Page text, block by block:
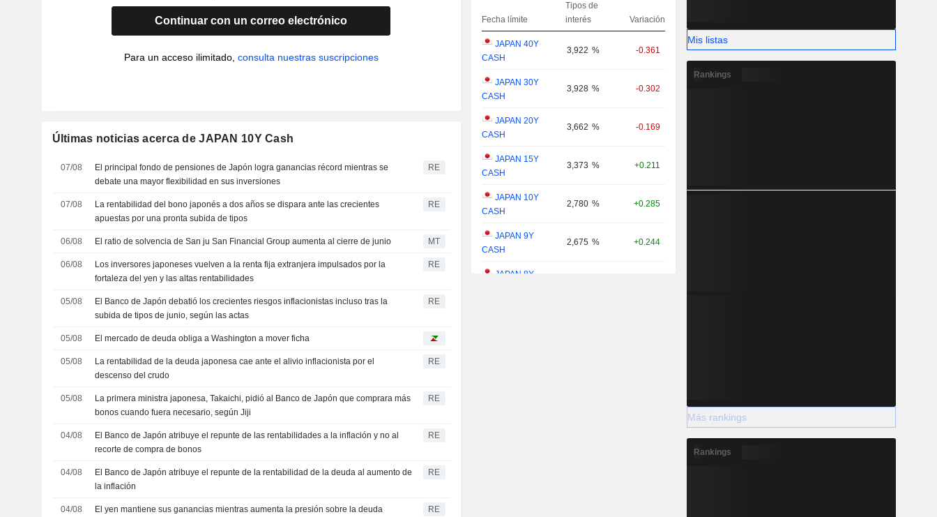
Continuar con un correo electrónico
Para un acceso ilimitado, consulta nuestras suscripciones
Últimas noticias acerca de JAPAN 10Y Cash
07/08
El principal fondo de pensiones de Japón logra ganancias récord mientras se
debate una mayor flexibilidad en sus inversiones
RE
07/08
La rentabilidad del bono japonés a dos años se dispara ante las crecientes
apuestas por una pronta subida de tipos
RE
06/08 El ratio de solvencia de San ju San Financial Group aumenta al cierre de junio MT
06/08
Los inversores japoneses vuelven a la renta fija extranjera impulsados por la
fortaleza del yen y las altas rentabilidades
RE
05/08
El Banco de Japón debatió los crecientes riesgos inflacionistas incluso tras la
subida de tipos de junio, según las actas
RE
05/08 El mercado de deuda obliga a Washington a mover ficha
05/08
La rentabilidad de la deuda japonesa cae ante el alivio inflacionista por el
descenso del crudo
RE
05/08
La primera ministra japonesa, Takaichi, pidió al Banco de Japón que comprara más
bonos cuando fuera necesario, según Jiji
RE
04/08
El Banco de Japón atribuye el repunte de las rentabilidades a la inflación y no al
recorte de compra de bonos
RE
04/08
El Banco de Japón atribuye el repunte de la rentabilidad de la deuda al aumento de
la inflación
RE
04/08 El yen mantiene sus ganancias mientras aumenta la presión sobre la deuda RE
Fecha límite
Tipos de
interés
Variación
JAPAN 40Y
CASH
3,922 % -0.361
JAPAN 30Y
CASH
3,928 % -0.302
JAPAN 20Y
CASH
3,662 % -0.169
JAPAN 15Y
CASH
3,373 % +0.211
JAPAN 10Y
CASH
2,780 % +0.285
JAPAN 9Y
CASH
2,675 % +0.244
JAPAN 8Y
Mis listas
Rankings
Más rankings
Rankings